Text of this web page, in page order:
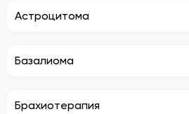
Астроцитома
Базалиома
Брахиотерапия